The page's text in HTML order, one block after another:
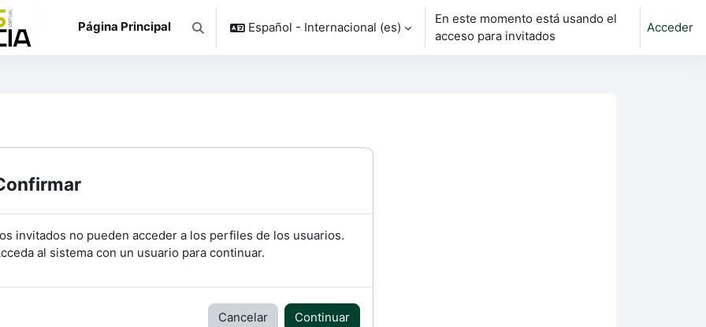
Página Principal
Selector de búsqueda de entrada
Español - Internacional ‎(es)‎
En este momento está usando el
acceso para invitados
Acceder
invitados no pueden acceder a los perfiles de los usuarios.
al sistema con un usuario para continuar.
Cancelar Continuar